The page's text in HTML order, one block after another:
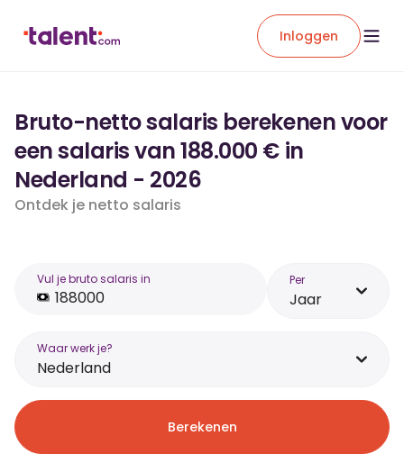
Inloggen
Bruto-netto salaris berekenen voor
een salaris van 188.000 € in
Nederland - 2026
Ontdek je netto salaris
Vul je bruto salaris in Per
Jaar
Waar werk je?
Nederland
Berekenen